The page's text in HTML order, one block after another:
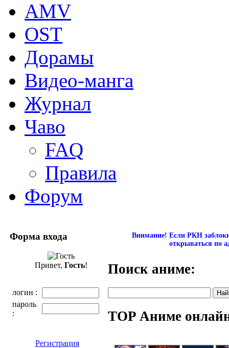
AMV
OST
Дорамы
Видео-манга
Журнал
Чаво
FAQ
Правила
Форум
Форма входа
Привет, Гость!
логин :
пароль
:
Регистрация
Внимание! Если РКН
открываться по
Поиск аниме:
TOP Аниме